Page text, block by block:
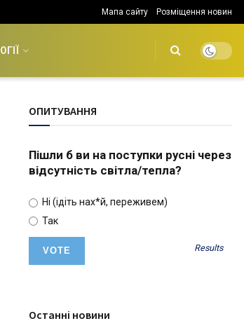
Мапа сайту Розміщення новин
ОПИТУВАННЯ
Пішли б ви на поступки русні через
відсутність світла/тепла?
Ні (ідіть нах*й, переживем)
Так
Results
Останні новини